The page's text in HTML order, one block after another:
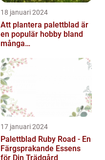
18 januari 2024
Att plantera palettblad är
en populär hobby bland
många
kan bidra till att ...
17 januari 2024
Palettblad Ruby Road - En
Färgsprakande Essens
för Din Trädgård